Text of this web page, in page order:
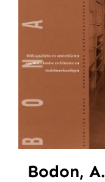
Bodon, A.